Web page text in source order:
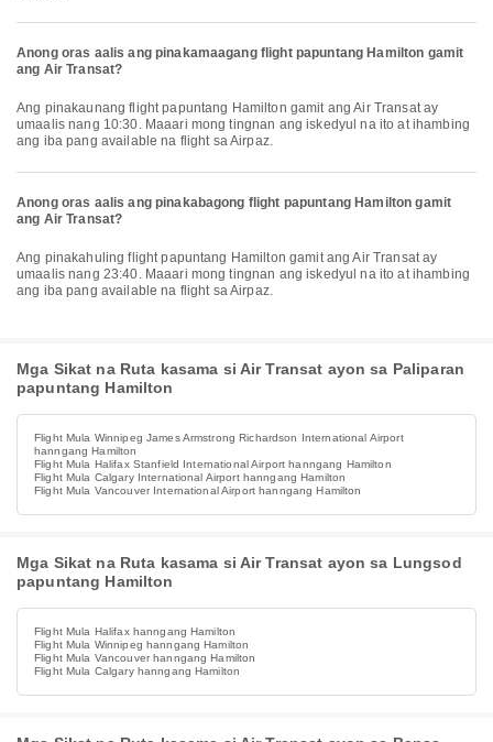
Anong oras aalis ang pinakamaagang flight papuntang Hamilton gamit
ang Air Transat?
Ang pinakaunang flight papuntang Hamilton gamit ang Air Transat ay
umaalis nang 10:30. Maaari mong tingnan ang iskedyul na ito at ihambing
ang iba pang available na flight sa Airpaz.
Anong oras aalis ang pinakabagong flight papuntang Hamilton gamit
ang Air Transat?
Ang pinakahuling flight papuntang Hamilton gamit ang Air Transat ay
umaalis nang 23:40. Maaari mong tingnan ang iskedyul na ito at ihambing
ang iba pang available na flight sa Airpaz.
Mga Sikat na Ruta kasama si Air Transat ayon sa Paliparan
papuntang Hamilton
Flight Mula Winnipeg James Armstrong Richardson International Airport
hanngang Hamilton
Flight Mula Halifax Stanfield International Airport hanngang Hamilton
Flight Mula Calgary International Airport hanngang Hamilton
Flight Mula Vancouver International Airport hanngang Hamilton
Mga Sikat na Ruta kasama si Air Transat ayon sa Lungsod
papuntang Hamilton
Flight Mula Halifax hanngang Hamilton
Flight Mula Winnipeg hanngang Hamilton
Flight Mula Vancouver hanngang Hamilton
Flight Mula Calgary hanngang Hamilton